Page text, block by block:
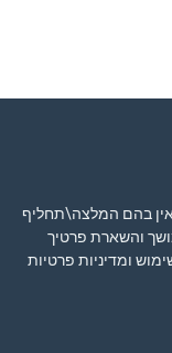
בהם המלצה\תחליף
והשארת פרטיך
ומדיניות פרטיות